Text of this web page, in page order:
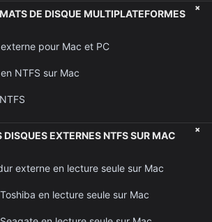
DE DISQUE MULTIPLATEFORMES +
pour Mac et PC
NTFS sur Mac
DISQUES EXTERNES NTFS SUR MAC +
externe en lecture seule sur Mac
en lecture seule sur Mac